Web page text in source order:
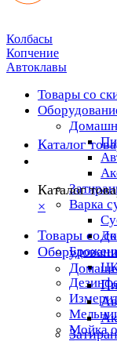
Колбасы
Копчение
Автоклавы
Товары со
Варка
Мойка
Каталог
Каталог
×
Товары со